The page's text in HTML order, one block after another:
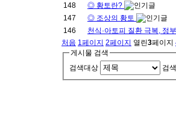
148
◎ 황토란?
147
◎ 조상의 황토
146
천식·아토피 질환 극복, 정
처음 1 페이지 2페이지 열린3페이지
게시물 검색
검색대상
검